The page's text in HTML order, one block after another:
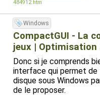
484912.htm
Windows
CompactGUI - La
jeux | Optimisation
Donc si je comprends
interface qui permet de
disque sous Windows
de le proposer.